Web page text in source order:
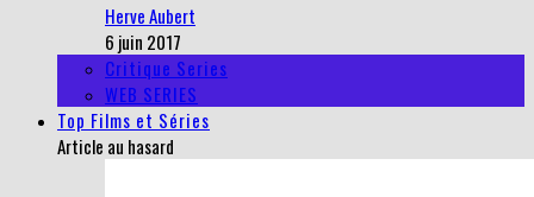
Herve Aubert
6 juin 2017
Critique Series
WEB SERIES
Top Films et Séries
Article au hasard